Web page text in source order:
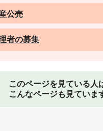
公売
者の募集
このページを見ている人
こんなページも見ていま